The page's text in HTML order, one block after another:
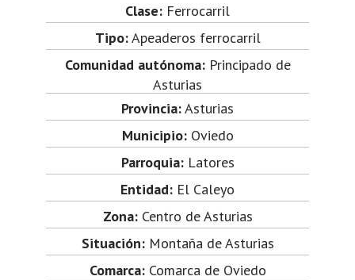
Clase: Ferrocarril
Tipo:Apeaderos ferrocarril
Comunidad autónoma:Principado de
Asturias
Provincia:Asturias
Municipio:Oviedo
Parroquia:Latores
Entidad: El Caleyo
Zona:Centro de Asturias
Situación:Montaña de Asturias
Comarca:Comarca de Oviedo